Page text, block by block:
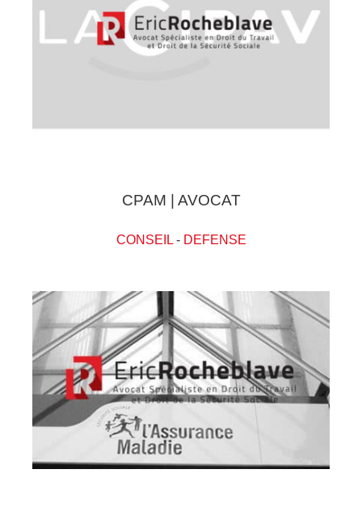
CPAM | AVOCAT
CONSEIL- DEFENSE